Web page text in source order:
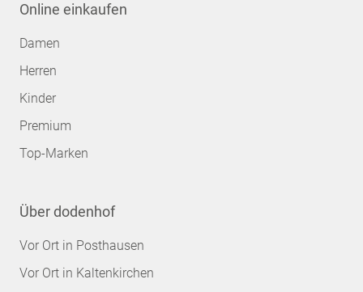
Online einkaufen
Damen
Herren
Kinder
Premium
Top-Marken
Über dodenhof
Vor Ort in Posthausen
Vor Ort in Kaltenkirchen